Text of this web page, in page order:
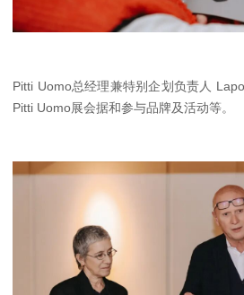
Pitti Uomo总经理兼特别企划负责人
Pitti Uomo展会据和参与品牌及活动等。